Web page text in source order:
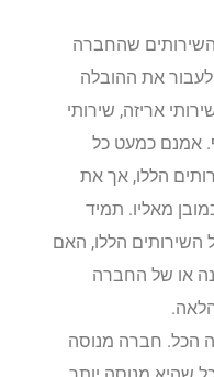
שהחברה
לעבור את ההובלה
אריזה, שירותי
אמנם כמעט כל
הללו, אך את
מאליו. תמיד
השירותים הללו, האם
או של החברה
הכל. חברה מנוסה